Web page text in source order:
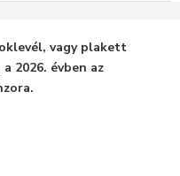
vagy plakett
2026. évben az